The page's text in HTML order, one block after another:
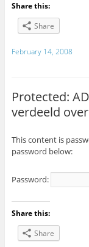
Share this:
Share
February 14, 2008
Protected:
verdeeld
This content is
password below:
Password:
Share this:
Share